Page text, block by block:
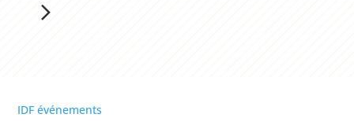
IDF événements